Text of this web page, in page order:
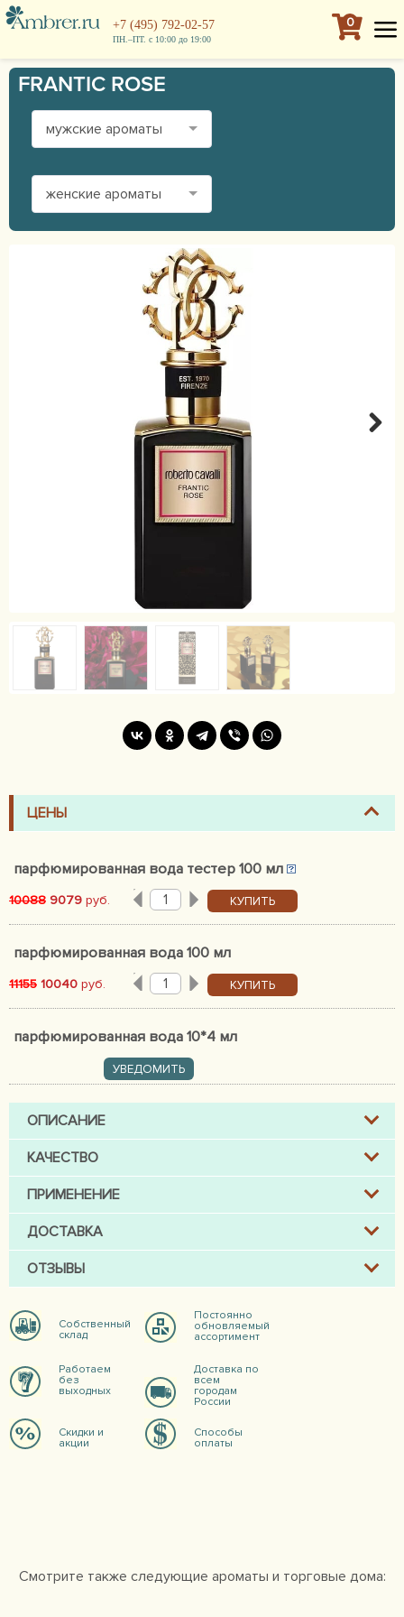
+7 (495) 792-02-57
ПН.–ПТ. с 10:00 до 19:00
0
FRANTIC ROSE
мужские ароматы
женские ароматы
ЦЕНЫ
парфюмированная вода тестер 100 мл
10088 9079 руб. КУПИТЬ
парфюмированная вода 100 мл
11155 10040 руб. КУПИТЬ
парфюмированная вода 10*4 мл
УВЕДОМИТЬ
ОПИСАНИЕ
КАЧЕСТВО
ПРИМЕНЕНИЕ
ДОСТАВКА
ОТЗЫВЫ
Собственный
склад
Постоянно
обновляемый
ассортимент
Работаем
без
выходных
Доставка по
всем
городам
России
Скидки и
акции
Способы
оплаты
Смотрите также следующие ароматы и торговые дома: